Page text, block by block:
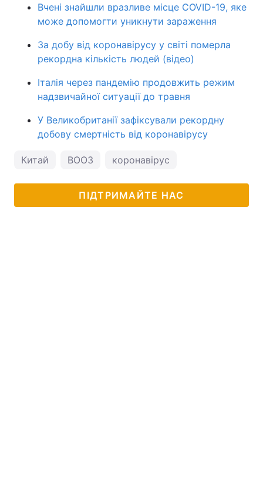
Вчені знайшли вразливе місце COVID-19, яке
може допомогти уникнути зараження
За добу від коронавірусу у світі померла
рекордна кількість людей (відео)
Італія через пандемію продовжить режим
надзвичайної ситуації до травня
У Великобританії зафіксували рекордну
добову смертність від коронавірусу
Китай ВООЗ коронавірус
ПІДТРИМАЙТЕ НАС